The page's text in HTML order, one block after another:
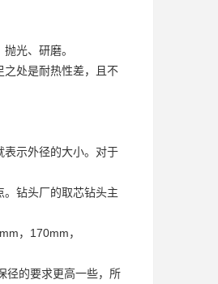
光、研磨。
之处是耐热性差，且不
表示外径的大小。对于
钻头厂的取芯钻头主
，170mm，
径的要求更高一些，所